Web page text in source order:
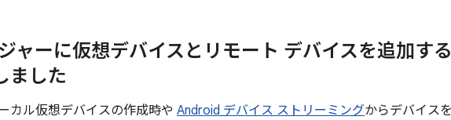
ャーに仮想デバイスとリモート デバイスを追加す
ました
カル仮想デバイスの作成時や Android デバイス ストリーミングからデバイス